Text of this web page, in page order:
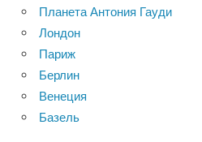
Планета Антония Гауди
Лондон
Париж
Берлин
Венеция
Базель